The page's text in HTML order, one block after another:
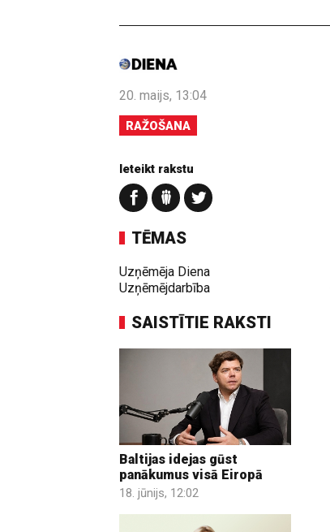
20. maijs, 13:04
RAŽOŠANA
Ieteikt rakstu
TĒMAS
Uzņēmēja Diena
Uzņēmējdarbība
SAISTĪTIE RAKSTI
Baltijas idejas gūst
panākumus visā Eiropā
18. jūnijs, 12:02